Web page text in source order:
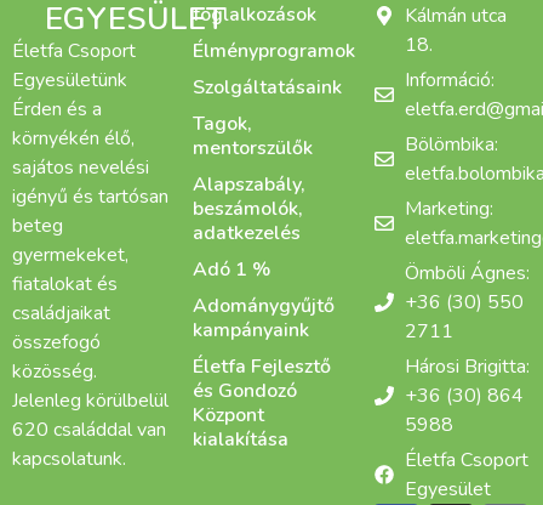
EGYESÜLET
Életfa Csoport
Egyesületünk
Érden és a
környékén élő,
sajátos nevelési
igényű és tartósan
beteg
gyermekeket,
fiatalokat és
családjaikat
összefogó
közösség.
Jelenleg körülbelül
620 családdal van
kapcsolatunk.
foglalkozások
Élményprogramok
Szolgáltatásaink
Tagok,
mentorszülők
Alapszabály,
beszámolók,
adatkezelés
Adó 1 %
Adománygyűjtő
kampányaink
Életfa Fejlesztő
és Gondozó
Központ
kialakítása
Kálmán utca
18.
Információ:
Bölömbika:
Marketing:
Ömböli Ágnes:
+36 (30) 550
2711
Hárosi Brigitta:
+36 (30) 864
5988
Életfa Csoport
Egyesület